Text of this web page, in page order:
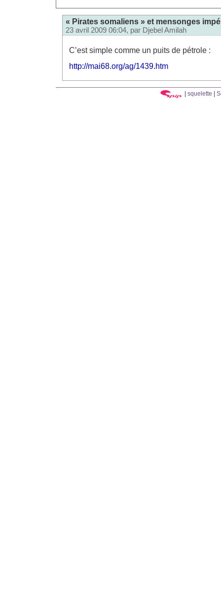
« Pirates somaliens » et mensonges
23 avril 2009 06:04, par Djebel Amilah
C’est simple comme un puits de pétrole :
http://mai68.org/ag/1439.htm
| squelette |